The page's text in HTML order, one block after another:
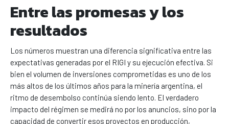
Entre las promesas y los
resultados
Los números muestran una diferencia significativa entre las
expectativas generadas por el RIGI y su ejecución efectiva. Si
bien el volumen de inversiones comprometidas es uno de los
más altos de los últimos años para la minería argentina, el
ritmo de desembolso continúa siendo lento. El verdadero
impacto del régimen se medirá no por los anuncios, sino por la
capacidad de convertir esos proyectos en producción,